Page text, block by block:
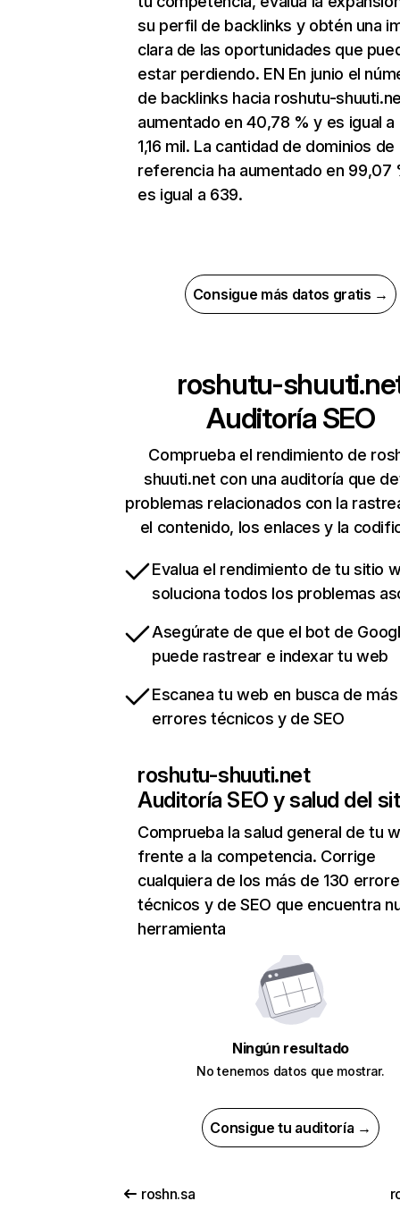
su perfil de backlinks y obtén una
clara de las oportunidades que
estar perdiendo. EN En junio el
de backlinks hacia roshutu-
aumentado en 40,78 % y es igual a
1,16 mil. La cantidad de dominios de
referencia ha aumentado en 99,07
es igual a 639.
Consigue más datos gratis →
roshutu-
Auditoría SEO
Comprueba el rendimiento de
shuuti.net con una auditoría que
problemas relacionados con la
el contenido, los enlaces y la
Evalua el rendimiento de tu sitio
soluciona todos los problemas
Asegúrate de que el bot de
puede rastrear e indexar tu web
Escanea tu web en busca de
errores técnicos y de SEO
roshutu-shuuti.net
Auditoría SEO y salud del
Comprueba la salud general de tu
frente a la competencia. Corrige
cualquiera de los más de 130
técnicos y de SEO que encuentra
herramienta
Ningún resultado
No tenemos datos que mostrar.
Consigue tu auditoría →
roshn.sa